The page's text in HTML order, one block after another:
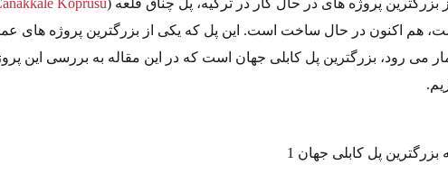
بزرگترین پروژه های در حال کار در ترکیه، پل چناق قلعه (Köprüsü
هم اکنون در حال ساخت است. این پل که یکی از بزرگترین پروژه های
می رود، بزرگترین پل کابلی جهان است که در این مقاله به بررسی این